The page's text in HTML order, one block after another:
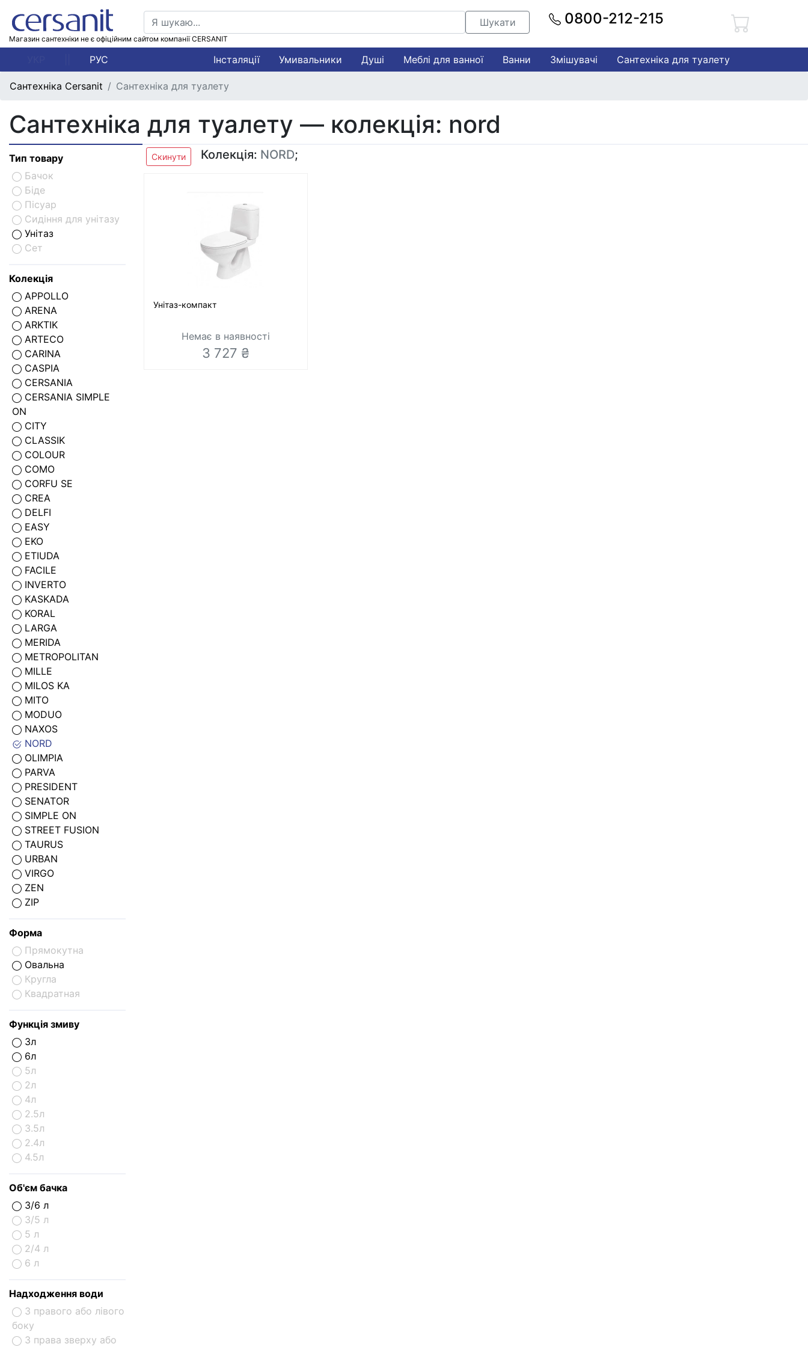
Магазин сантехніки не є офіційним сайтом компанії CERSANIT
Шукати 0800-212-215
РУС Інсталяції Умивальники Душі Меблі для ванної Ванни Змішувачі Сантехніка для туалету
Сантехніка Cersanit Сантехніка для туалету
Сантехніка для туалету — колекція: nord
Тип товару
Бачок
Біде
Пісуар
Сидіння для унітазу
Унітаз
Сет
Колекція
APPOLLO
ARENA
ARKTIK
ARTECO
CARINA
CASPIA
CERSANIA
CERSANIA SIMPLE
ON
CITY
CLASSIK
COLOUR
COMO
CORFU SE
CREA
DELFI
EASY
EKO
ETIUDA
FACILE
INVERTO
KASKADA
KORAL
LARGA
MERIDA
METROPOLITAN
MILLE
MILOS KA
MITO
MODUO
NAXOS
NORD
OLIMPIA
PARVA
PRESIDENT
SENATOR
SIMPLE ON
STREET FUSION
TAURUS
URBAN
VIRGO
ZEN
ZIP
Форма
Прямокутна
Овальна
Кругла
Квадратная
Функція змиву
3л
6л
5л
2л
4л
2.5л
3.5л
2.4л
4.5л
Об'єм бачка
3/6 л
3/5 л
5 л
2/4 л
6 л
Надходження води
З правого або лівого
боку
З права зверху або
Скинути Колекція: NORD;
Унітаз-компакт
Немає в наявності
3 727 ₴